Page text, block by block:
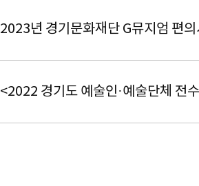
2023년 경기문화재단 G뮤지엄 편
<2022 경기도 예술인·예술단체 전